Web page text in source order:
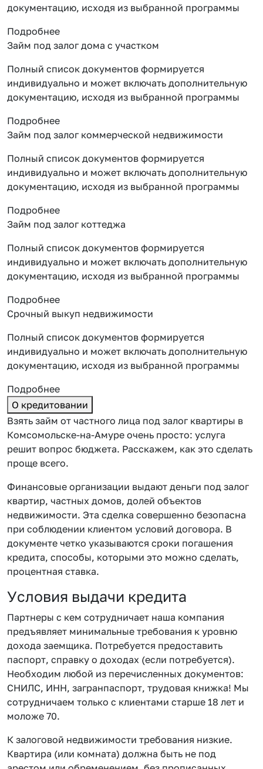
документацию, исходя из выбранной программы
Подробнее
Займ под залог дома с участком
Полный список документов формируется
индивидуально и может включать дополнительную
документацию, исходя из выбранной программы
Подробнее
Займ под залог коммерческой недвижимости
Полный список документов формируется
индивидуально и может включать дополнительную
документацию, исходя из выбранной программы
Подробнее
Займ под залог коттеджа
Полный список документов формируется
индивидуально и может включать дополнительную
документацию, исходя из выбранной программы
Подробнее
Срочный выкуп недвижимости
Полный список документов формируется
индивидуально и может включать дополнительную
документацию, исходя из выбранной программы
Подробнее
О кредитовании
Взять займ от частного лица под залог квартиры в
Комсомольске-на-Амуре очень просто: услуга
решит вопрос бюджета. Расскажем, как это сделать
проще всего.
Финансовые организации выдают деньги под залог
квартир, частных домов, долей объектов
недвижимости. Эта сделка совершенно безопасна
при соблюдении клиентом условий договора. В
документе четко указываются сроки погашения
кредита, способы, которыми это можно сделать,
процентная ставка.
Условия выдачи кредита
Партнеры с кем сотрудничает наша компания
предъявляет минимальные требования к уровню
дохода заемщика. Потребуется предоставить
паспорт, справку о доходах (если потребуется).
Необходим любой из перечисленных документов:
СНИЛС, ИНН, загранпаспорт, трудовая книжка! Мы
сотрудничаем только с клиентами старше 18 лет и
моложе 70.
К залоговой недвижимости требования низкие.
Квартира (или комната) должна быть не под